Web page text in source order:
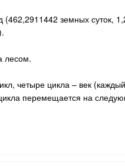
земных суток,
лесом.
четыре цикла – век
перемещается на